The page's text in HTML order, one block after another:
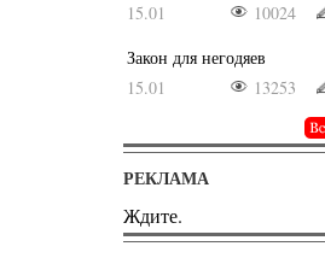
15.01
10024
Закон для негодяев
15.01
13253
РЕКЛАМА
Ждите.